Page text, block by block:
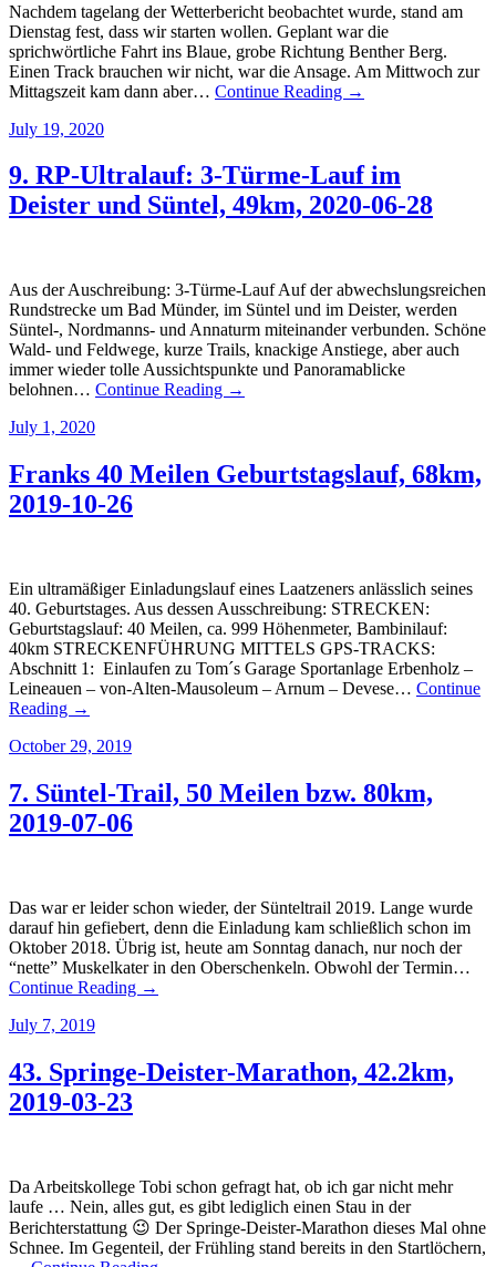
Nachdem tagelang der Wetterbericht beobachtet wurde, stand am
Dienstag fest, dass wir starten wollen. Geplant war die
sprichwörtliche Fahrt ins Blaue, grobe Richtung Benther Berg.
Einen Track brauchen wir nicht, war die Ansage. Am Mittwoch zur
Mittagszeit kam dann aber… Continue Reading →
July 19, 2020
9. RP-Ultralauf: 3-Türme-Lauf im
Deister und Süntel, 49km, 2020-06-28
Aus der Auschreibung: 3-Türme-Lauf Auf der abwechslungsreichen
Rundstrecke um Bad Münder, im Süntel und im Deister, werden
Süntel-, Nordmanns- und Annaturm miteinander verbunden. Schöne
Wald- und Feldwege, kurze Trails, knackige Anstiege, aber auch
immer wieder tolle Aussichtspunkte und Panoramablicke
belohnen… Continue Reading →
July 1, 2020
Franks 40 Meilen Geburtstagslauf, 68km,
2019-10-26
Ein ultramäßiger Einladungslauf eines Laatzeners anlässlich seines
40. Geburtstages. Aus dessen Ausschreibung: STRECKEN:
Geburtstagslauf: 40 Meilen, ca. 999 Höhenmeter, Bambinilauf:
40km STRECKENFÜHRUNG MITTELS GPS-TRACKS:
Abschnitt 1: Einlaufen zu Tom´s Garage Sportanlage Erbenholz –
Leineauen – von-Alten-Mausoleum – Arnum – Devese… Continue
Reading →
October 29, 2019
7. Süntel-Trail, 50 Meilen bzw. 80km,
2019-07-06
Das war er leider schon wieder, der Sünteltrail 2019. Lange wurde
darauf hin gefiebert, denn die Einladung kam schließlich schon im
Oktober 2018. Übrig ist, heute am Sonntag danach, nur noch der
“nette” Muskelkater in den Oberschenkeln. Obwohl der Termin…
Continue Reading →
July 7, 2019
43. Springe-Deister-Marathon, 42.2km,
2019-03-23
Da Arbeitskollege Tobi schon gefragt hat, ob ich gar nicht mehr
laufe … Nein, alles gut, es gibt lediglich einen Stau in der
Berichterstattung 😉 Der Springe-Deister-Marathon dieses Mal ohne
Schnee. Im Gegenteil, der Frühling stand bereits in den Startlöchern,